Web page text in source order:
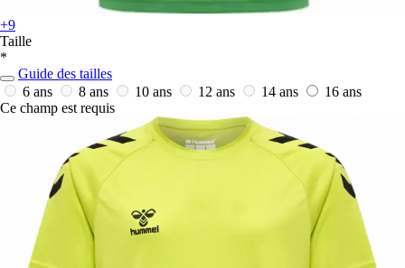
+9
Taille
*
Guide des tailles
6 ans
8 ans 10 ans 12 ans 14 ans
16 ans
Ce champ est requis